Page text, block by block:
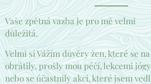
Vaše zpětná vazba je pro mě velmi
důležitá.
Velmi si Vážím důvěry žen, které se
obrátily, prošly mou péčí, lekcemi jógy
nebo se účastnily akcí, které jsem